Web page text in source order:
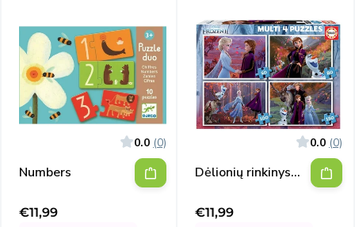
0.0 (0)
Numbers
Išpardavimo
€11,99
0.0 (0)
Dėlionių rinkinys
Išpardavimo
€11,99